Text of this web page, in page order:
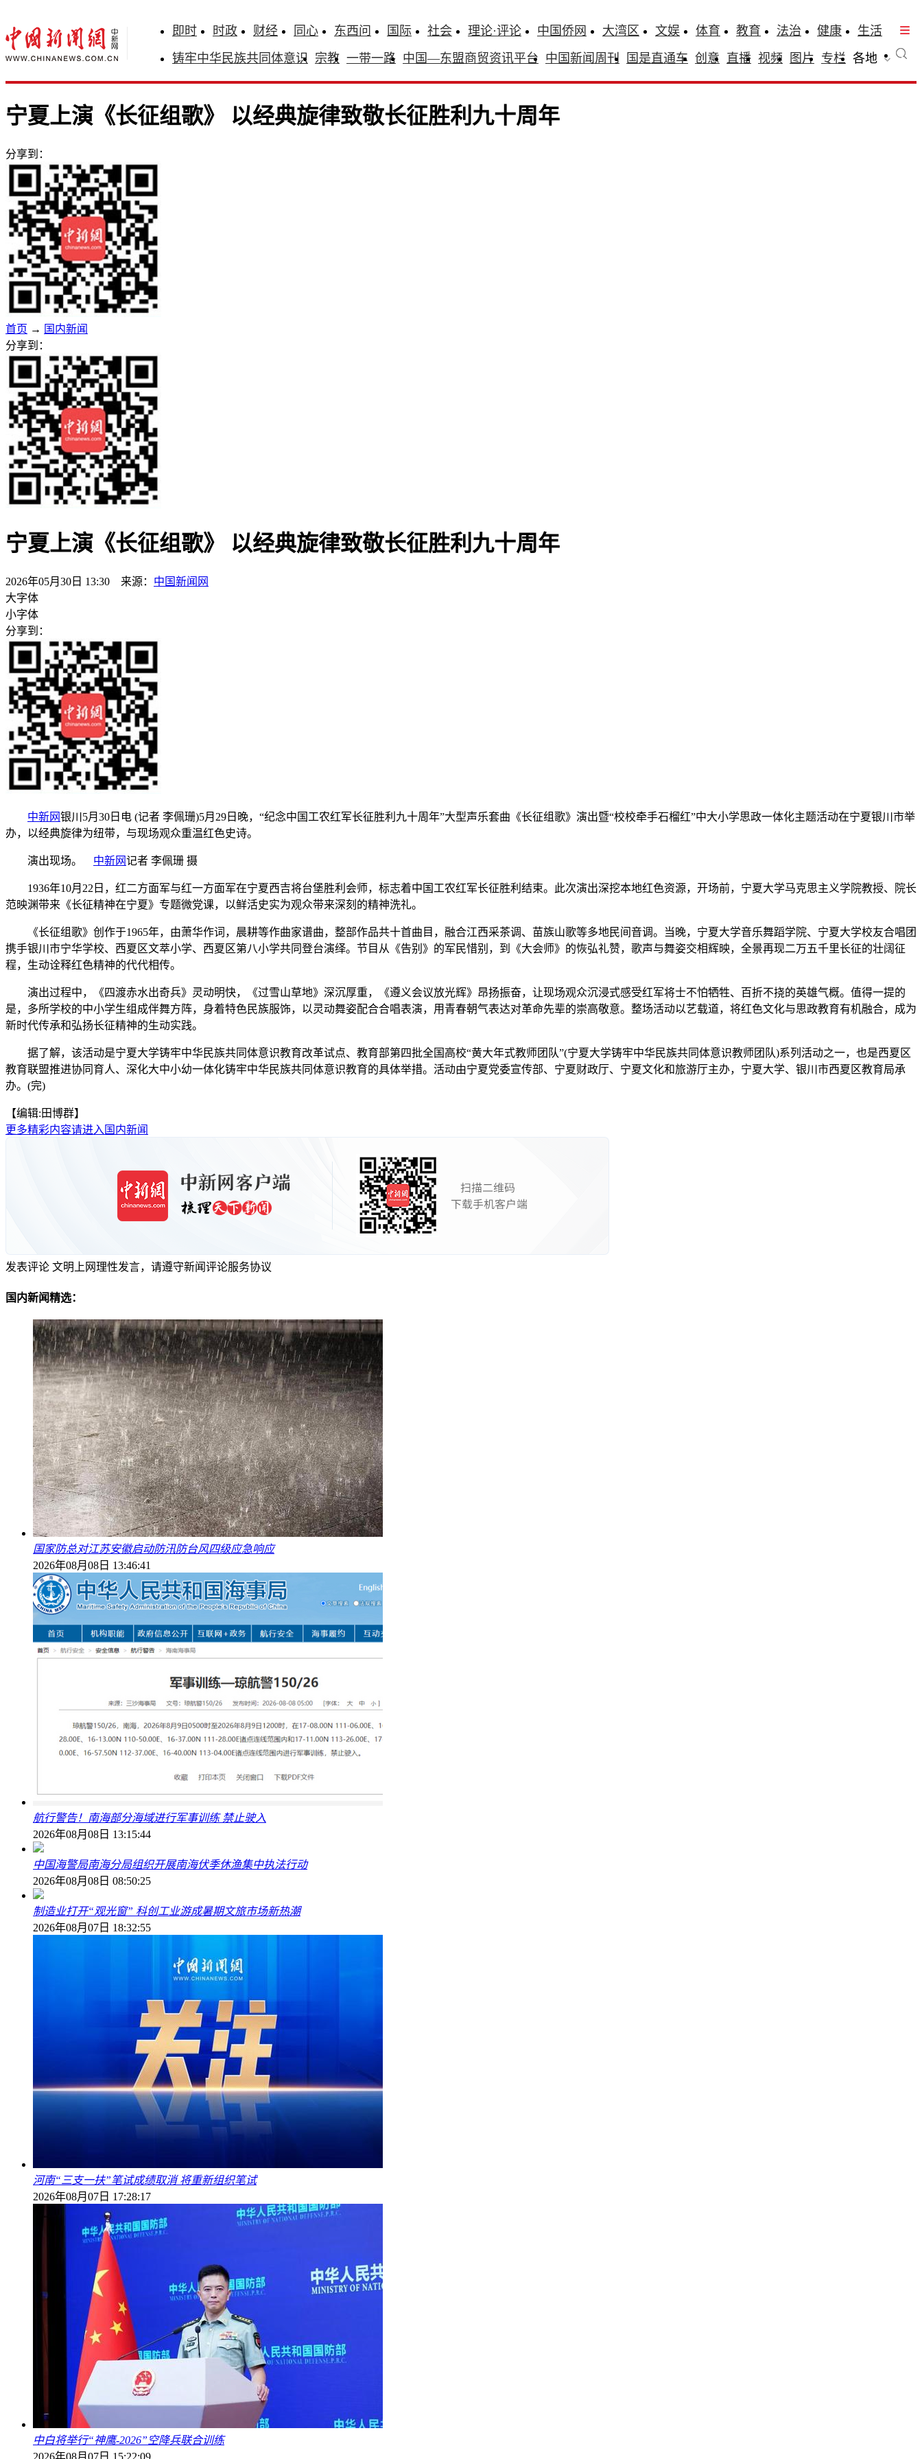
即时 时政 财经 同心 东西问 国际 社会 理论·评论 中国侨网 大湾区 文娱 体育 教育 法治 健康
生活
铸牢中华民族共同体意识 宗教 一带一路 中国—东盟商贸资讯平台 中国新闻周刊 国是直通车 创意 直播 视频 图片 专栏 各地
宁夏上演《长征组歌》 以经典旋律致敬长征胜利九十周年
分享到：
首页 → 国内新闻
分享到：
宁夏上演《长征组歌》 以经典旋律致敬长征胜利九十周年
2026年05月30日 13:30 来源： 中国新闻网
大字体
小字体
分享到：
中新网银川5月30日电 (记者 李佩珊)5月29日晚，“纪念中国工农红军长征胜利九十周年”大型声乐套曲《长征组歌》演出暨“校校牵手石榴红”中大小学思政一体化主题活动在宁夏银川市举
办，以经典旋律为纽带，与现场观众重温红色史诗。
演出现场。 中新网记者 李佩珊 摄
1936年10月22日，红二方面军与红一方面军在宁夏西吉将台堡胜利会师，标志着中国工农红军长征胜利结束。此次演出深挖本地红色资源，开场前，宁夏大学马克思主义学院教授、院长
范映渊带来《长征精神在宁夏》专题微党课，以鲜活史实为观众带来深刻的精神洗礼。
《长征组歌》创作于1965年，由萧华作词，晨耕等作曲家谱曲，整部作品共十首曲目，融合江西采茶调、苗族山歌等多地民间音调。当晚，宁夏大学音乐舞蹈学院、宁夏大学校友合唱团
携手银川市宁华学校、西夏区文萃小学、西夏区第八小学共同登台演绎。节目从《告别》的军民惜别，到《大会师》的恢弘礼赞，歌声与舞姿交相辉映，全景再现二万五千里长征的壮阔征
程，生动诠释红色精神的代代相传。
演出过程中，《四渡赤水出奇兵》灵动明快，《过雪山草地》深沉厚重，《遵义会议放光辉》昂扬振奋，让现场观众沉浸式感受红军将士不怕牺牲、百折不挠的英雄气概。值得一提的
是，多所学校的中小学生组成伴舞方阵，身着特色民族服饰，以灵动舞姿配合合唱表演，用青春朝气表达对革命先辈的崇高敬意。整场活动以艺载道，将红色文化与思政教育有机融合，成为
新时代传承和弘扬长征精神的生动实践。
据了解，该活动是宁夏大学铸牢中华民族共同体意识教育改革试点、教育部第四批全国高校“黄大年式教师团队”(宁夏大学铸牢中华民族共同体意识教师团队)系列活动之一，也是西夏区
教育联盟推进协同育人、深化大中小幼一体化铸牢中华民族共同体意识教育的具体举措。活动由宁夏党委宣传部、宁夏财政厅、宁夏文化和旅游厅主办，宁夏大学、银川市西夏区教育局承
办。(完)
【编辑:田博群】
更多精彩内容请进入国内新闻
发表评论 文明上网理性发言，请遵守新闻评论服务协议
国内新闻精选：
国家防总对江苏安徽启动防汛防台风四级应急响应
2026年08月08日 13:46:41
航行警告！南海部分海域进行军事训练 禁止驶入
2026年08月08日 13:15:44
中国海警局南海分局组织开展南海伏季休渔集中执法行动
2026年08月08日 08:50:25
制造业打开“观光窗” 科创工业游成暑期文旅市场新热潮
2026年08月07日 18:32:55
河南“三支一扶”笔试成绩取消 将重新组织笔试
2026年08月07日 17:28:17
中白将举行“神鹰-2026”空降兵联合训练